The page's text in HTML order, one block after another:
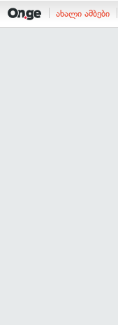
ახალი ამბები